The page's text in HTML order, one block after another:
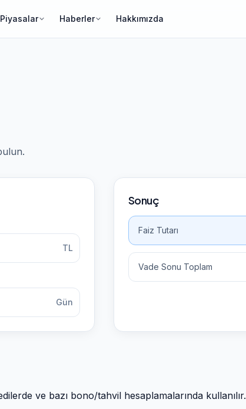
Piyasalar Haberler Hakkımızda
TL
Gün
Sonuç
Faiz Tutarı
Vade Sonu Toplam
ve bazı bono/tahvil hesaplamalarında kullanılır.